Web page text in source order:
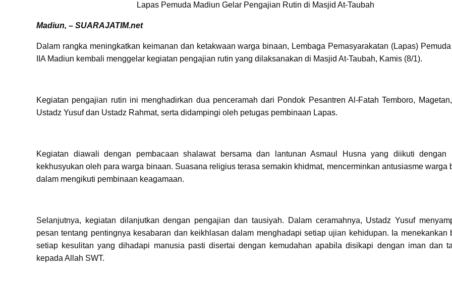
Lapas Pemuda Madiun Gelar Pengajian Rutin di Masjid At-Taubah
Madiun, – SUARAJATIM.net
Dalam rangka meningkatkan keimanan dan ketakwaan warga binaan, Lembaga Pemasyarakatan (Lapas)
IIA Madiun kembali menggelar kegiatan pengajian rutin yang dilaksanakan di Masjid At-Taubah, Kamis (8/1).
Kegiatan pengajian rutin ini menghadirkan dua penceramah dari Pondok Pesantren Al-Fatah Temboro,
Ustadz Yusuf dan Ustadz Rahmat, serta didampingi oleh petugas pembinaan Lapas.
Kegiatan diawali dengan pembacaan shalawat bersama dan lantunan Asmaul Husna yang diikuti dengan
kekhusyukan oleh para warga binaan. Suasana religius terasa semakin khidmat, mencerminkan antusiasme warga
dalam mengikuti pembinaan keagamaan.
Selanjutnya, kegiatan dilanjutkan dengan pengajian dan tausiyah. Dalam ceramahnya, Ustadz Yusuf
pesan tentang pentingnya kesabaran dan keikhlasan dalam menghadapi setiap ujian kehidupan. Ia menekankan
setiap kesulitan yang dihadapi manusia pasti disertai dengan kemudahan apabila disikapi dengan iman dan
kepada Allah SWT.